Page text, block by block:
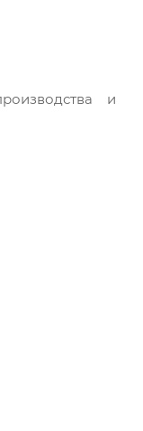
и